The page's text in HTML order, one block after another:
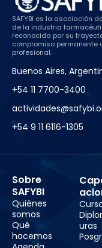
SAFYBI es la asociación
de la industria
reconocida por su
compromiso
profesional.
Buenos Aires,
+54 11 7700-3400
+54 9 11 6116-1305
Sobre
SAFYBI
Quiénes
somos
Qué
hacemos
uras